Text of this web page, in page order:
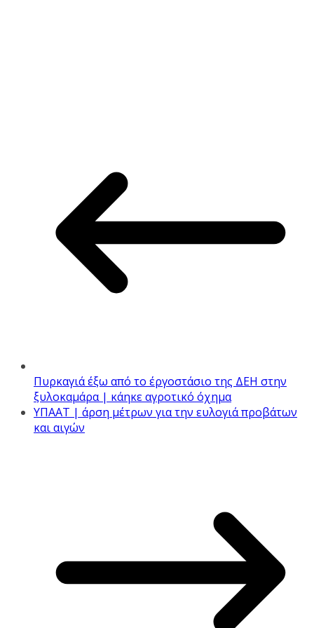
Πυρκαγιά έξω από το έργοστάσιο της ΔΕΗ στην
ξυλοκαμάρα | κάηκε αγροτικό όχημα
ΥΠΑΑΤ | άρση μέτρων για την ευλογιά προβάτων
και αιγών